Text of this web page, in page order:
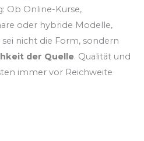
Ob Online-Kurse,
oder hybride Modelle,
nicht die Form, sondern
der Quelle. Qualität und
immer vor Reichweite